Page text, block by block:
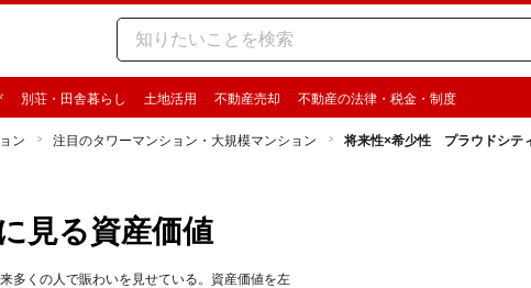
別荘・田舎暮らし 土地活用 不動産売却 不動産の法律・税金・制度
ン 注目のタワーマンション・大規模マンション 将来性×希少性 プラウドシテ
見る資産価値
多くの人で賑わいを見せている。資産価値を左